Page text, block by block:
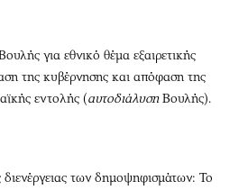
για εθνικό θέμα εξαιρετικής
της κυβέρνησης και απόφαση της
εντολής (αυτοδιάλυσηΒουλής).
των δημοψηφισμάτων: Το